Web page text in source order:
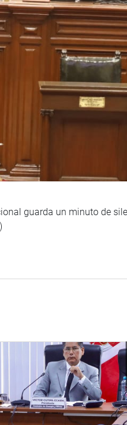
guarda un minuto de